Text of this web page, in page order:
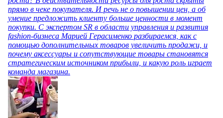
прямо в чеке покупателя. И речь не о повышении цен, а об
умение предложить клиенту больше ценности в момент
покупки. С экспертом SR в области управления и развития
fashion-бизнеса Марией Герасименко разбираемся, как с
помощью дополнительных товаров увеличить продажи, и
почему аксессуары и сопутствующие товары становятся
стратегическим источником прибыли, и какую роль играет
команда магазина.